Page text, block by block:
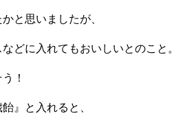
と思いましたが、
どに入れてもおいしいとのこと。
！
』と入れると、